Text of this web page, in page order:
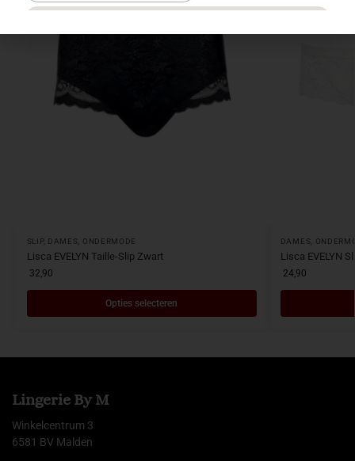
SLIP, DAMES ONDERMODE
Lisca EVELYN Taille-Slip Zwart
32,90
Opties selecteren
DAMES
Lisca EVELYN
24,90
Lingerie By M
Winkelcentrum 3
6581 BV Malden